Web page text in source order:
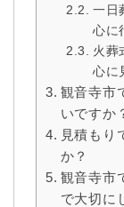
一日
心に
火葬
心に
観音寺市
いですか
見積もり
か？
観音寺市
で大切に